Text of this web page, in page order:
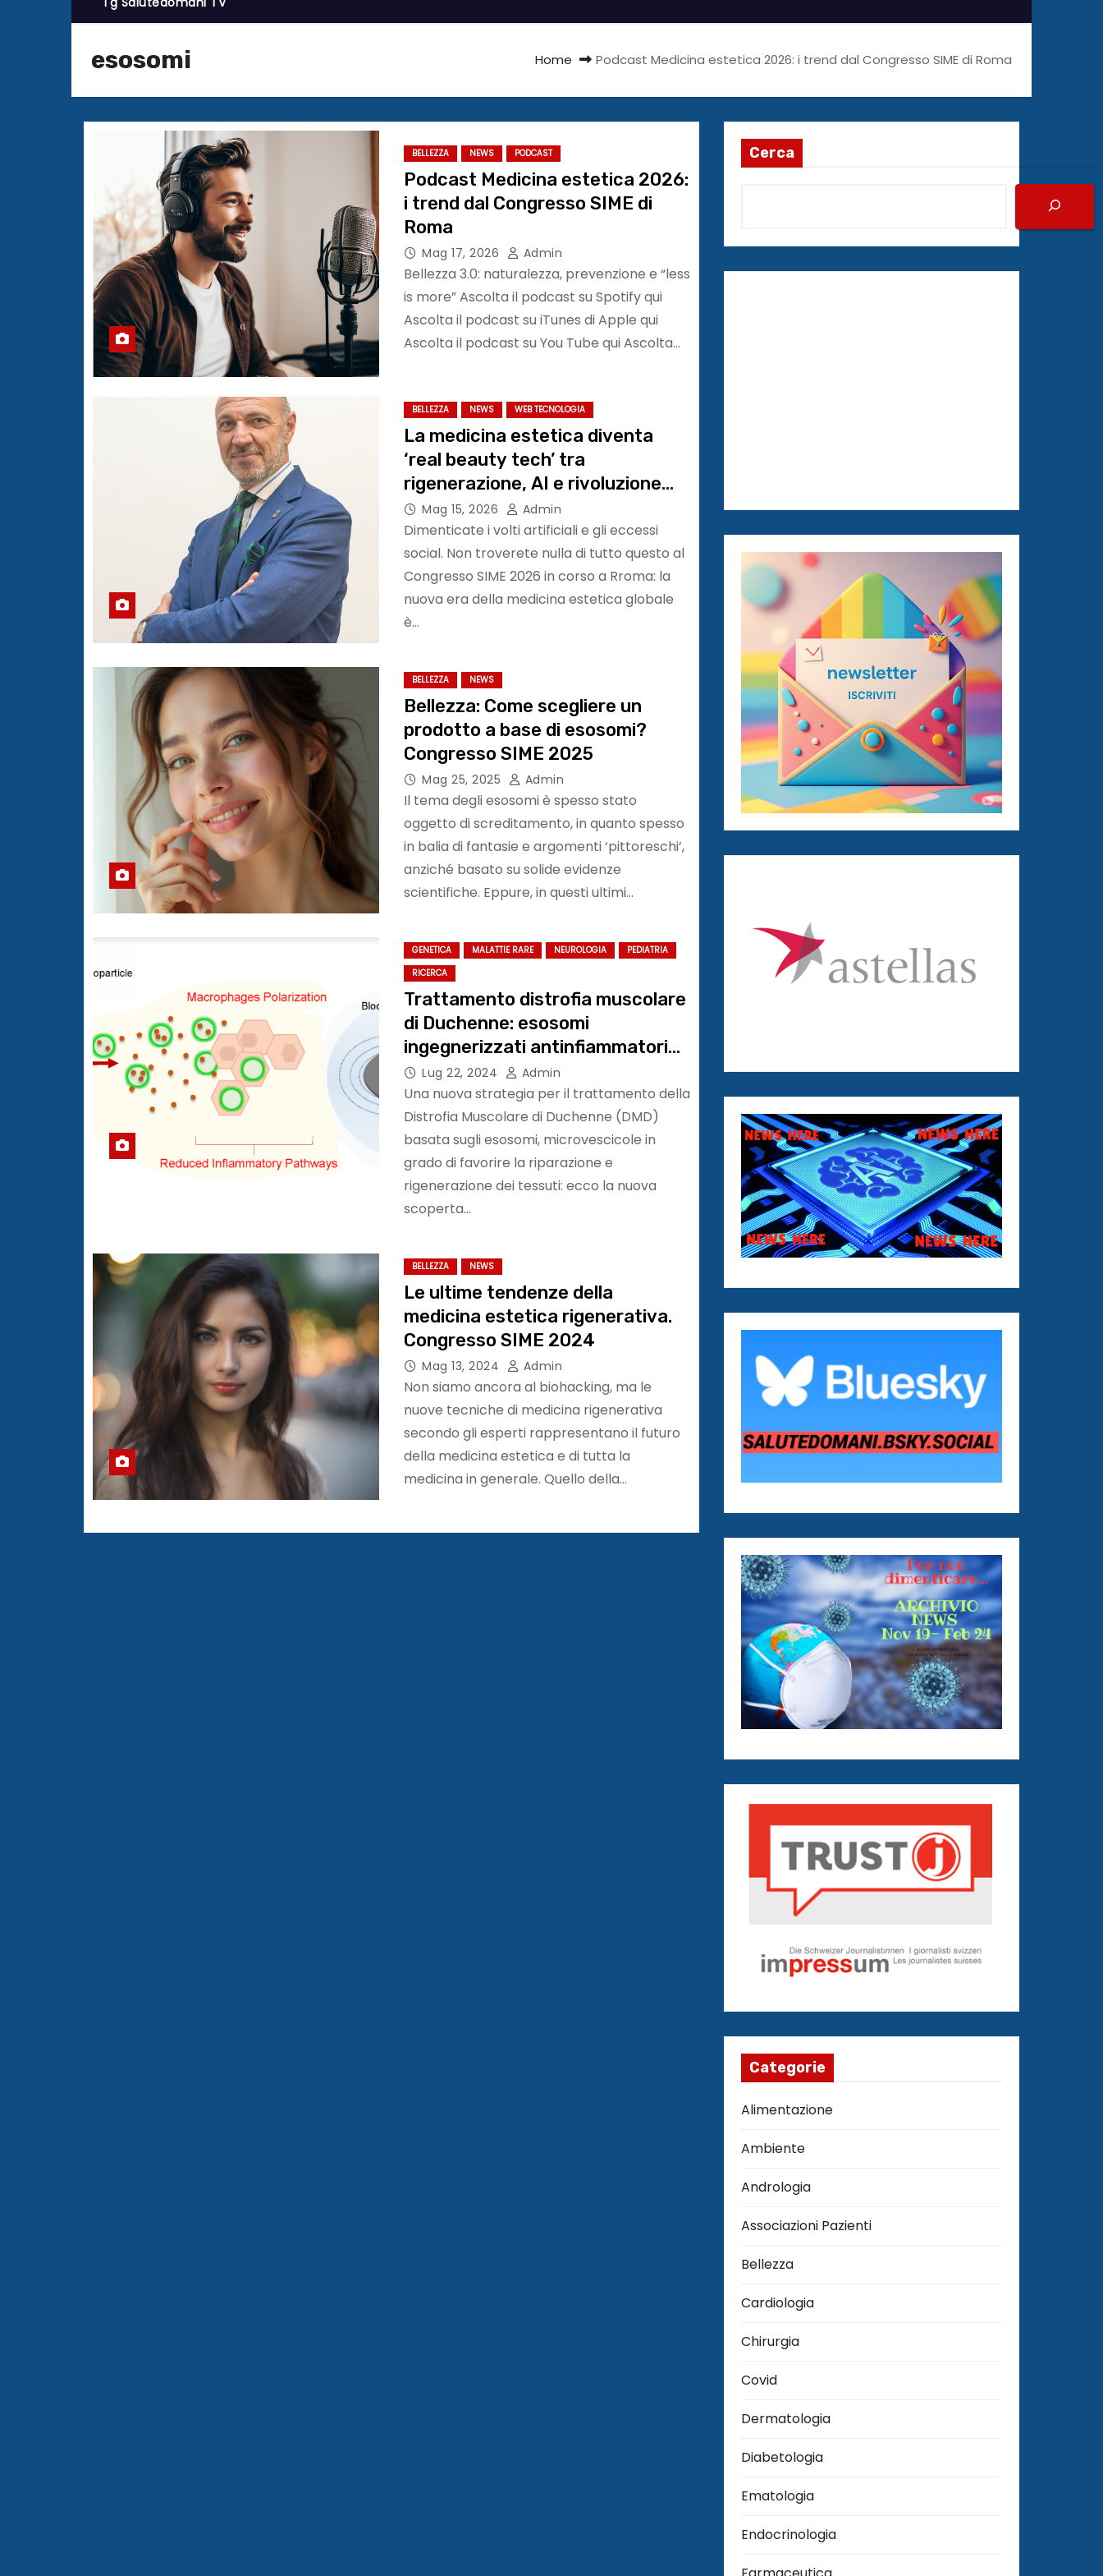
esosomi Home Podcast Medicina estetica 2026: i trend dal Congresso SIME di Roma
BELLEZZA NEWS PODCAST
Podcast Medicina estetica 2026:
i trend dal Congresso SIME di
Roma
Mag 17, 2026 Admin
Bellezza 3.0: naturalezza, prevenzione e “less
is more” Ascolta il podcast su Spotify qui
Ascolta il podcast su iTunes di Apple qui
Ascolta il podcast su You Tube qui Ascolta…
BELLEZZA NEWS WEB TECNOLOGIA
La medicina estetica diventa
‘real beauty tech’ tra
rigenerazione, AI e rivoluzione
etica. Congresso SIME
Mag 15, 2026 Admin
Dimenticate i volti artificiali e gli eccessi
social. Non troverete nulla di tutto questo al
Congresso SIME 2026 in corso a Rroma: la
nuova era della medicina estetica globale
è…
BELLEZZA NEWS
Bellezza: Come scegliere un
prodotto a base di esosomi?
Congresso SIME 2025
Mag 25, 2025 Admin
Il tema degli esosomi è spesso stato
oggetto di screditamento, in quanto spesso
in balia di fantasie e argomenti ‘pittoreschi’,
anziché basato su solide evidenze
scientifiche. Eppure, in questi ultimi…
GENETICA MALATTIE RARE NEUROLOGIA
PEDIATRIA
RICERCA
Trattamento distrofia muscolare
di Duchenne: esosomi
ingegnerizzati antinfiammatori
nei muscoli
Lug 22, 2024 Admin
Una nuova strategia per il trattamento della
Distrofia Muscolare di Duchenne (DMD)
basata sugli esosomi, microvescicole in
grado di favorire la riparazione e
rigenerazione dei tessuti: ecco la nuova
scoperta…
BELLEZZA NEWS
Le ultime tendenze della
medicina estetica rigenerativa.
Congresso SIME 2024
Mag 13, 2024 Admin
Non siamo ancora al biohacking, ma le
nuove tecniche di medicina rigenerativa
secondo gli esperti rappresentano il futuro
della medicina estetica e di tutta la
medicina in generale. Quello della…
Cerca
Categorie
Alimentazione
Ambiente
Andrologia
Associazioni Pazienti
Bellezza
Cardiologia
Chirurgia
Covid
Dermatologia
Diabetologia
Ematologia
Endocrinologia